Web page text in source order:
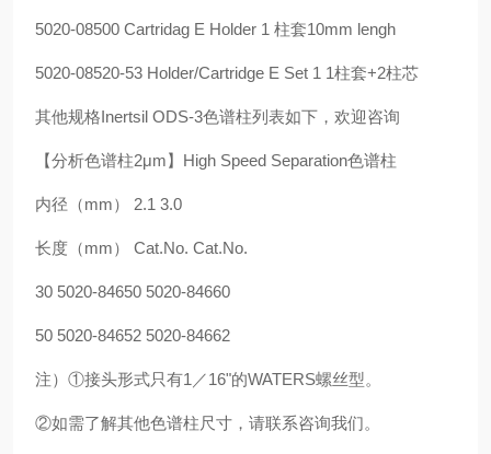
5020-08500 Cartridag E Holder 1 柱套10mm lengh
5020-08520-53 Holder/Cartridge E Set 1 1柱套+2柱芯
其他规格Inertsil ODS-3色谱柱列表如下，欢迎咨询
【分析色谱柱2μm】High Speed Separation色谱柱
内径（mm） 2.1 3.0
长度（mm） Cat.No. Cat.No.
30 5020-84650 5020-84660
50 5020-84652 5020-84662
注）①接头形式只有1／16"的WATERS螺丝型。
②如需了解其他色谱柱尺寸，请联系咨询我们。